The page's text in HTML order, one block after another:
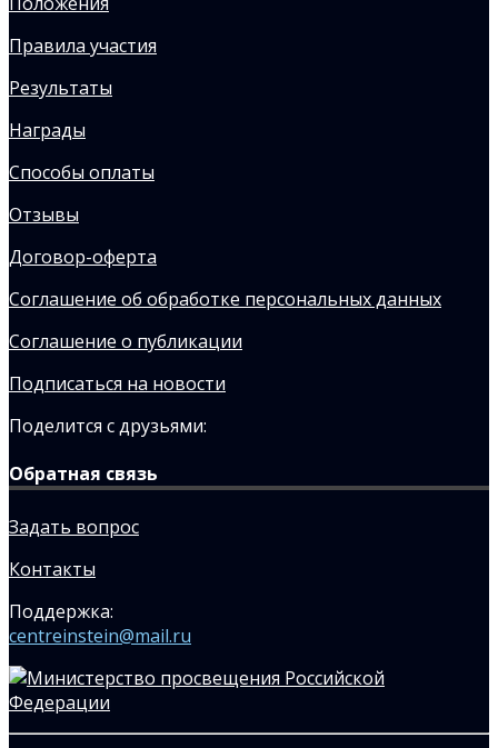
Правила участия
Результаты
Награды
Способы оплаты
Отзывы
Договор-оферта
Соглашение об обработке персональных данных
Соглашение о публикации
Подписаться на новости
Поделится с друзьями:
Обратная связь
Задать вопрос
Контакты
Поддержка:
centreinstein@mail.ru